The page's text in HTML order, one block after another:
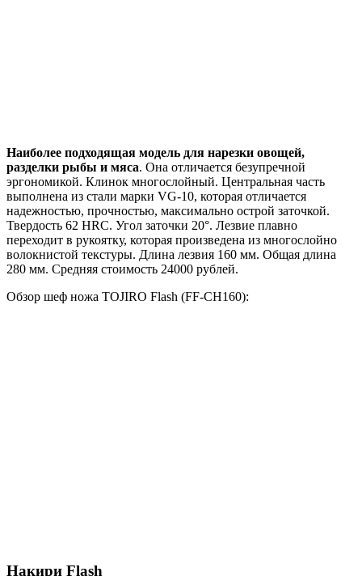
Наиболее подходящая модель для нарезки овощей,
разделки рыбы и мяса. Она отличается безупречной
эргономикой. Клинок многослойный. Центральная часть
выполнена из стали марки VG-10, которая отличается
надежностью, прочностью, максимально острой заточкой.
Твердость 62 HRC. Угол заточки 20°. Лезвие плавно
переходит в рукоятку, которая произведена из многослойно
волокнистой текстуры. Длина лезвия 160 мм. Общая длина
280 мм. Средняя стоимость 24000 рублей.
Обзор шеф ножа TOJIRO Flash (FF-CH160):
Накири Flash